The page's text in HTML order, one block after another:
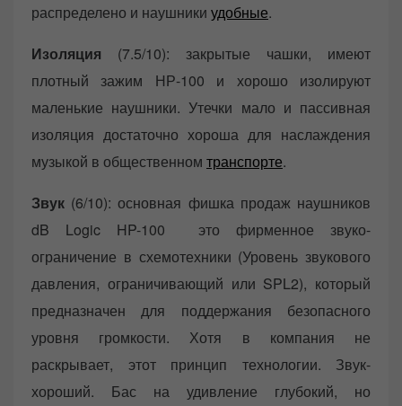
распределено и наушники удобные.
Изоляция (7.5/10): закрытые чашки, имеют
плотный зажим НР-100 и хорошо изолируют
маленькие наушники. Утечки мало и пассивная
изоляция достаточно хороша для наслаждения
музыкой в общественном транспорте.
Звук (6/10): основная фишка продаж наушников
dB Logic HP-100 это фирменное звуко-
ограничение в схемотехники (Уровень звукового
давления, ограничивающий или SPL2), который
предназначен для поддержания безопасного
уровня громкости. Хотя в компания не
раскрывает, этот принцип технологии. Звук-
хороший. Бас на удивление глубокий, но